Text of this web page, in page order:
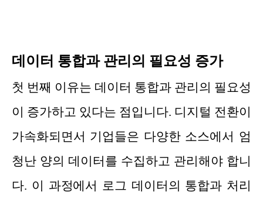
데이터 통합과 관리의 필요성 증가
첫 번째 이유는 데이터 통합과 관리의 필요성
이 증가하고 있다는 점입니다. 디지털 전환이
가속화되면서 기업들은 다양한 소스에서 엄
청난 양의 데이터를 수집하고 관리해야 합니
다. 이 과정에서 로그 데이터의 통합과 처리